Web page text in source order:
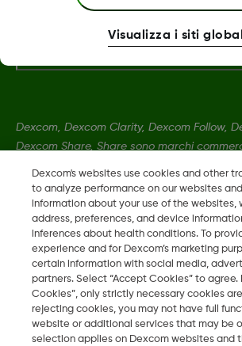
Maggiori informazioni
Dexcom, Dexcom Clarity, Dexcom Follow,
Dexcom Share, Share sono marchi
paesi.
LBL016812 Rev001 •LBL016698 Rev001
2026 Dexcom, Inc. Tutti i diritti riservati.
Dexcom's websites use cookies and other
to analyze performance on our websites
information about your use of the websites,
address, preferences, and device
inferences about health conditions. To
experience and for Dexcom’s marketing
certain information with social media,
partners. Select “Accept Cookies” to agree.
Cookies”, only strictly necessary cookies
rejecting cookies, you may not have full
website or additional services that may be
selection applies on Dexcom websites and
Visualizza i siti